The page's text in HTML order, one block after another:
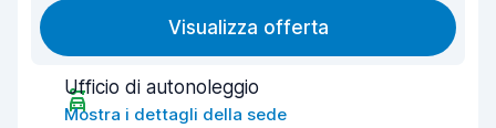
Visualizza offerta
Ufficio di autonoleggio
Mostra i dettagli della sede